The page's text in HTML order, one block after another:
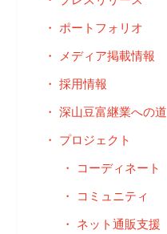
ポートフォリオ
メディア掲載情報
採用情報
深山豆富継業への道
プロジェクト
コーディネート
コミュニティ
ネット通販支援